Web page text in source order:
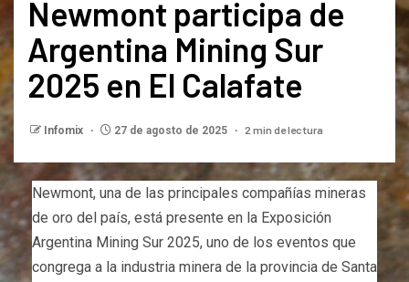
Newmont participa de
Argentina Mining Sur
2025 en El Calafate
Infomix 27 de agosto de 2025 2 min de lectura
Newmont, una de las principales compañías mineras
de oro del país, está presente en la Exposición
Argentina Mining Sur 2025, uno de los eventos que
congrega a la industria minera de la provincia de Santa